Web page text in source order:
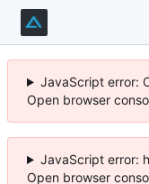
JavaScript error:
Open browser
JavaScript error:
Open browser